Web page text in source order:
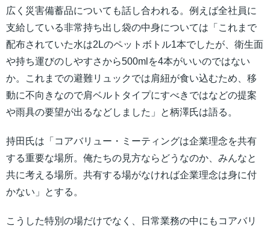
広く災害備蓄品についても話し合われる。例えば全社員に
支給している非常持ち出し袋の中身については「これまで
配布されていた水は2Lのペットボトル1本でしたが、衛生面
や持ち運びのしやすさから500mlを4本がいいのではない
か。これまでの避難リュックでは肩紐が食い込むため、移
動に不向きなので肩ベルトタイプにすべきではなどの提案
や雨具の要望が出るなどしました」と柄澤氏は語る。
持田氏は「コアバリュー・ミーティングは企業理念を共有
する重要な場所。俺たちの見方ならどうなのか、みんなと
共に考える場所。共有する場がなければ企業理念は身に付
かない」とする。
こうした特別の場だけでなく、日常業務の中にもコアバリ